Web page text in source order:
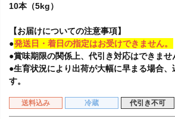
10本（5kg）
【お届けについての注意事項】
●発送日・着日の指定はお受けできません。
●賞味期限の関係上、代引き対応はできませ
●生育状況により出荷が大幅に早まる場合、
す。
送料込み 冷蔵 代引き不可